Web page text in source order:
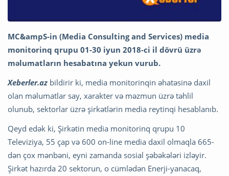
MC&ampS-in (Media Consulting and Services) media
monitorinq qrupu 01-30 iyun 2018-ci il dövrü üzrə
məlumatların hesabatına yekun vurub.
Xeberler.az bildirir ki, media monitorinqin əhatəsinə daxil
olan məlumatlar say, xarakter və məzmun üzrə təhlil
olunub, sektorlar üzrə şirkətlərin media reytinqi hesablanıb.
Qeyd edək ki, Şirkətin media monitorinq qrupu 10
Televiziya, 55 çap və 600 on-line media daxil olmaqla 665-
dən çox mənbəni, eyni zamanda sosial şəbəkələri izləyir.
Şirkət hazırda 20 sektorun, o cümlədən Enerji-yanacaq,